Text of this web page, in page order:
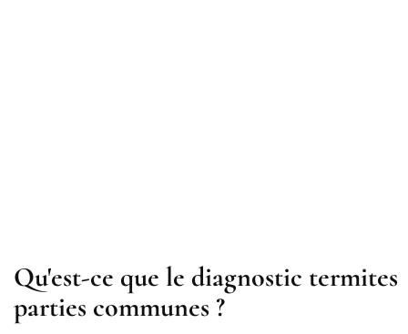
Qu'est-ce que le diagnostic termites
parties communes ?